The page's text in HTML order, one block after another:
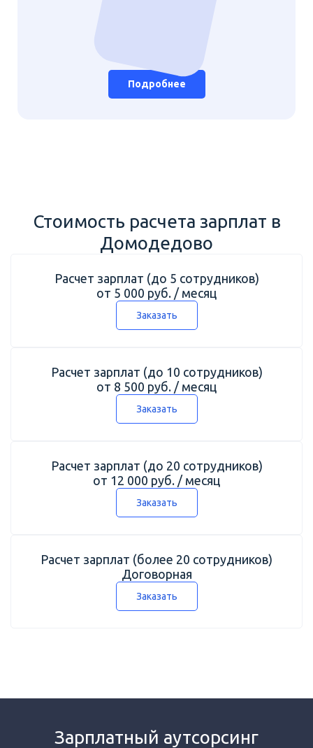
Подробнее
Стоимость расчета зарплат в
Домодедово
Расчет зарплат (до 5 сотрудников)
от 5 000 руб. / месяц
Заказать
Расчет зарплат (до 10 сотрудников)
от 8 500 руб. / месяц
Заказать
Расчет зарплат (до 20 сотрудников)
от 12 000 руб. / месяц
Заказать
Расчет зарплат (более 20 сотрудников)
Договорная
Заказать
Зарплатный аутсорсинг